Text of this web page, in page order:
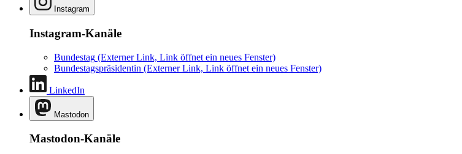
Instagram
Instagram-Kanäle
Bundestag (Externer Link, Link öffnet ein neues Fenster)
Bundestagspräsidentin (Externer Link, Link öffnet ein neues Fenster)
LinkedIn
Mastodon
Mastodon-Kanäle